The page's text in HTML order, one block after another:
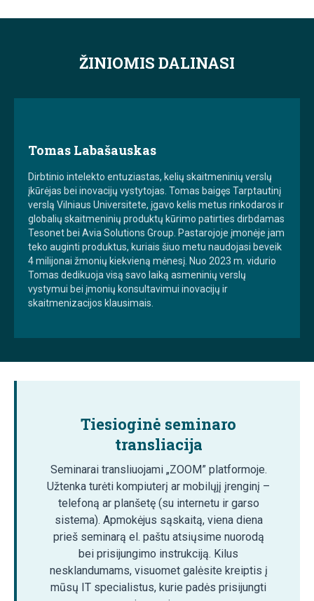
ŽINIOMIS DALINASI
Tomas Labašauskas
Dirbtinio intelekto entuziastas, kelių skaitmeninių verslų
įkūrėjas bei inovacijų vystytojas. Tomas baigęs Tarptautinį
verslą Vilniaus Universitete, įgavo kelis metus rinkodaros ir
globalių skaitmeninių produktų kūrimo patirties dirbdamas
Tesonet bei Avia Solutions Group. Pastarojoje įmonėje jam
teko auginti produktus, kuriais šiuo metu naudojasi beveik
4 milijonai žmonių kiekvieną mėnesį. Nuo 2023 m. vidurio
Tomas dedikuoja visą savo laiką asmeninių verslų
vystymui bei įmonių konsultavimui inovacijų ir
skaitmenizacijos klausimais.
Tiesioginė seminaro
transliacija
Seminarai transliuojami „ZOOM” platformoje.
Užtenka turėti kompiuterį ar mobilųjį įrenginį –
telefoną ar planšetę (su internetu ir garso
sistema). Apmokėjus sąskaitą, viena diena
prieš seminarą el. paštu atsiųsime nuorodą
bei prisijungimo instrukciją. Kilus
nesklandumams, visuomet galėsite kreiptis į
mūsų IT specialistus, kurie padės prisijungti